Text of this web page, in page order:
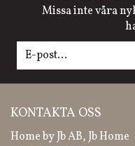
Missa inte våra
KONTAKTA OSS
Home by Jb AB, Jb Home